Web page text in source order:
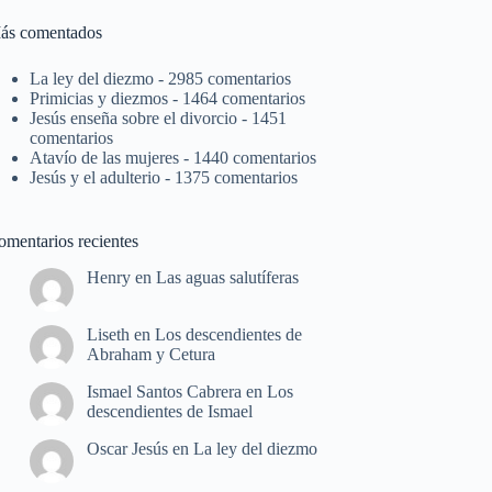
comentados
La ley del diezmo - 2985 comentarios
Primicias y diezmos - 1464 comentarios
Jesús enseña sobre el divorcio - 1451
comentarios
Atavío de las mujeres - 1440 comentarios
Jesús y el adulterio - 1375 comentarios
recientes
Henry enLas aguas salutíferas
Liseth enLos descendientes de
Abraham y Cetura
Ismael Santos Cabrera enLos
descendientes de Ismael
Oscar Jesús enLa ley del diezmo